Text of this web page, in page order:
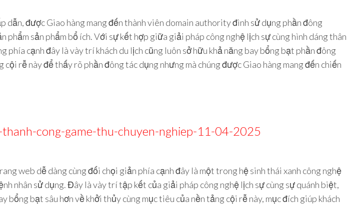
được Giao hàng mang đến thành viên domain authority đình sử dụng phần đông
sản phẩm bổ ích. Với sự kết hợp giữa giải pháp công nghệ lịch sự cùng hình dáng thân
cạnh đây là vày trí khách du lịch cũng luôn sở hữu khả năng bay bổng bạt phần đông
rễ này để thấy rõ phần đông tác dụng nhưng mà chúng được Giao hàng mang đến chiến
cong-game-thu-chuyen-nghiep-11-04-2025
web dễ dàng cùng đối chọi giản phía cạnh đây là một trong hệ sinh thái xanh công nghệ
nhân sử dụng. Đây là vày trí tập kết của giải pháp công nghệ lịch sự cùng sự quánh biệt,
bạt sâu hơn về khởi thủy cùng mục tiêu của nền tảng cội rễ này, mục đích giúp khách